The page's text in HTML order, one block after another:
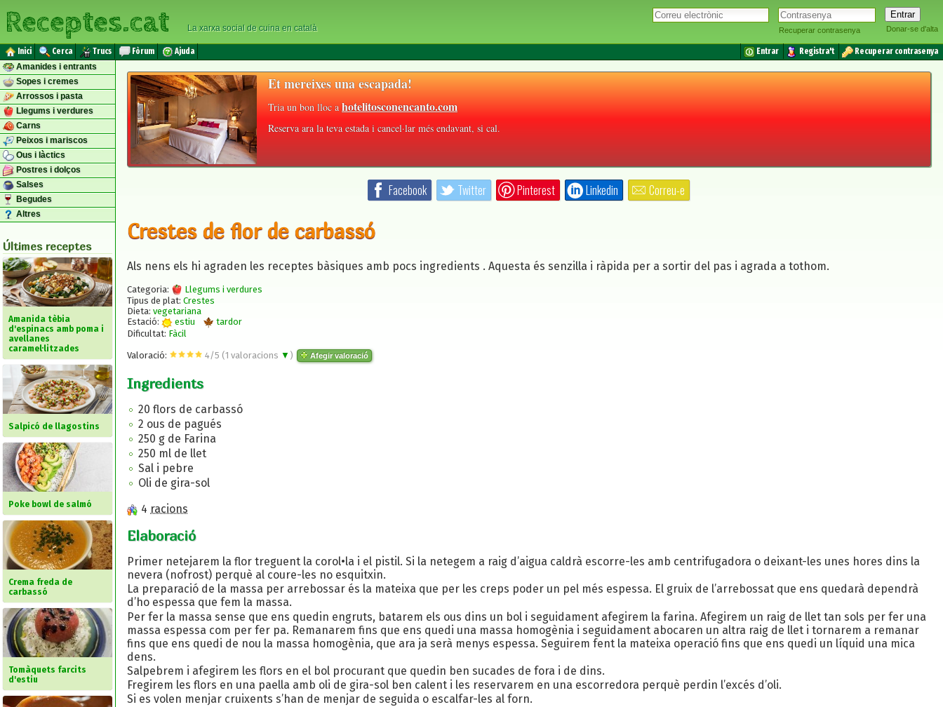
Recuperar contrasenya Donar-se d'alta
Receptes.cat La xarxa social de cuina en català
Inici Cerca Trucs Fòrum Ajuda Entrar Registra't
Recuperar contrasenya
Amanides i entrants
Sopes i cremes
Arrossos i pasta
Llegums i verdures
Carns
Peixos i mariscos
Ous i làctics
Postres i dolços
Salses
Begudes
Altres
Últimes receptes
Amanida tèbia
d'espinacs amb poma i
avellanes
caramel·litzades
Salpicó de llagostins
Poke bowl de salmó
Crema freda de
carbassó
Tomàquets farcits
d'estiu
Et mereixes una escapada!
Tria un bon lloc ahotelitosconencanto.com
Reserva ara la teva estada i cancel·lar més endavant, si cal.
Facebook Twitter Pinterest Linkedin Correu-e
Crestes de flor de carbassó
Als nens els hi agraden les receptes bàsiques amb pocs ingredients . Aquesta és senzilla i ràpida per a sortir del pas i agrada a tothom.
Categoria:
Llegums i verdures
Tipus de plat: Crestes
Dieta: vegetariana
Estació:
estiu
tardor
Dificultat: Fàcil
Valoració: 4 /5 (1 valoracions ▼ ) Afegir valoració
Ingredients
20 flors de carbassó
2 ous de pagués
250 g de Farina
250 ml de llet
Sal i pebre
Oli de gira-sol
4 racions
Elaboració
Primer netejarem la flor treguent la corol•la i el pistil. Si la netegem a raig d’aigua caldrà escorre-les amb centrifugadora o deixant-les unes hores dins la
nevera (nofrost) perquè al coure-les no esquitxin.
La preparació de la massa per arrebossar és la mateixa que per les creps poder un pel més espessa. El gruix de l’arrebossat que ens quedarà dependrà
d’ho espessa que fem la massa.
Per fer la massa sense que ens quedin engruts, batarem els ous dins un bol i seguidament afegirem la farina. Afegirem un raig de llet tan sols per fer una
massa espessa com per fer pa. Remanarem fins que ens quedi una massa homogènia i seguidament abocaren un altra raig de llet i tornarem a remanar
fins que ens quedi de nou la massa homogènia, que ara ja serà menys espessa. Seguirem fent la mateixa operació fins que ens quedi un líquid una mica
dens.
Salpebrem i afegirem les flors en el bol procurant que quedin ben sucades de fora i de dins.
Fregirem les flors en una paella amb oli de gira-sol ben calent i les reservarem en una escorredora perquè perdin l’excés d’oli.
Si es volen menjar cruixents s’han de menjar de seguida o escalfar-les al forn.